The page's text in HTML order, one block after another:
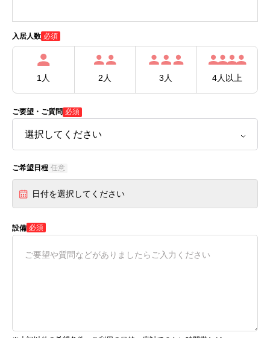
入居人数 必須
1人 2人 3人 4人以上
ご要望・ご質問 必須
ご希望日程 任意
日付を選択してください
設備 必須